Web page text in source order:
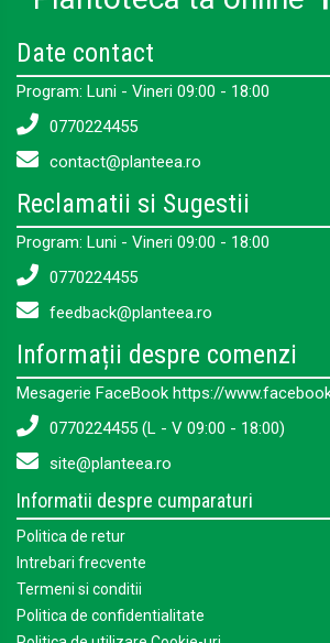
Date contact
Program: Luni - Vineri 09:00 - 18:00
0770224455
contact@planteea.ro
Reclamatii si Sugestii
Program: Luni - Vineri 09:00 - 18:00
0770224455
feedback@planteea.ro
Informații despre comenzi
Mesagerie FaceBook https://
0770224455 (L - V 09:00 - 18:00)
site@planteea.ro
Informatii despre cumparaturi
Politica de retur
Intrebari frecvente
Termeni si conditii
Politica de confidentialitate